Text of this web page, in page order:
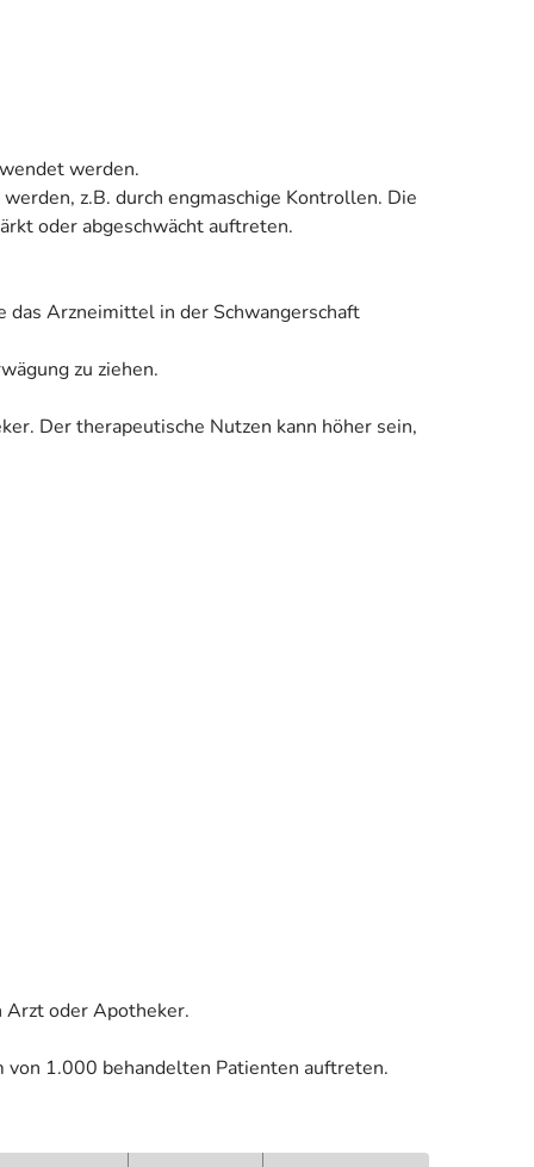
werden.
z.B. durch engmaschige Kontrollen. Die
oder abgeschwächt auftreten.
das Arzneimittel in der Schwangerschaft
zu ziehen.
Der therapeutische Nutzen kann höher sein,
Arzt oder Apotheker.
1.000 behandelten Patienten auftreten.